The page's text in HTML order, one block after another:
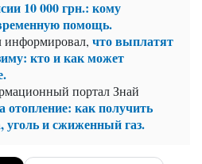
10 000 грн.: кому
помощь.
информировал, что выплатят
кто и как может
портал Знай
отопление: как получить
уголь и сжиженный газ.